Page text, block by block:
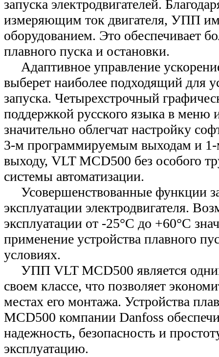
запуска электродвигателей.
измеряющим ток двигателя, УПП
оборудованием. Это обеспечивает
плавного пуска и остановки.
Адаптивное управление
выберет наиболее подходящий для
запуска. Четырехстрочный
поддержкой русского языка в меню
значительно облегчат настройку
3-м программируемым выходам и 1-
выходу, VLT MCD500 без особого
системы автоматизации.
Усовершенствованные функции
эксплуатации электродвигателя.
эксплуатации от -25°С до +60°С
применение устройства плавного
условиях.
УПП VLT MCD500 является
своем классе, что позволяет
местах его монтажа. Устройства
MCD500 компании Danfoss
надежность, безопасность и
эксплуатацию.